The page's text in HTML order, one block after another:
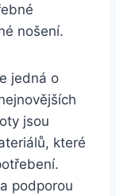
​nošení.
jedná o
jsou
které
podporou‍